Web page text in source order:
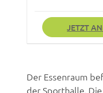
JETZT
Der Essenraum
der Sporthalle.